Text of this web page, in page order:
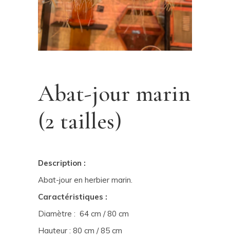
Abat-jour marin
(2 tailles)
Description :
Abat-jour en herbier marin.
Caractéristiques :
Diamètre : 64 cm / 80 cm
Hauteur : 80 cm / 85 cm